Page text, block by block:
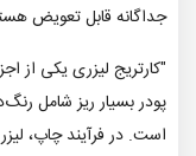
جداگانه قابل تعویض
"کارتریج لیزری یکی از
پودر بسیار ریز شامل
است. در فرآیند چاپ،